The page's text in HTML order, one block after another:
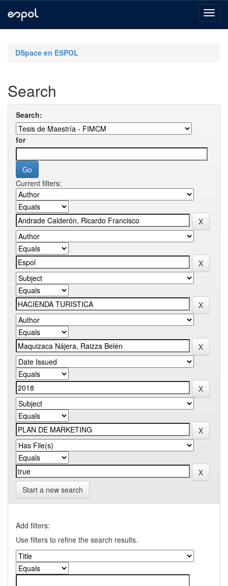
navigationDSpace en ESPOL
Search
Search:
for
Current filters:
Start a new search
Add filters:
Use filters to refine the search results.